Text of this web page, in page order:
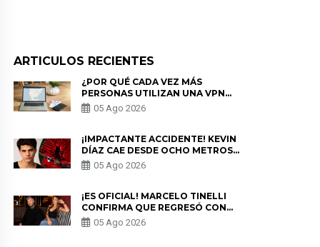
ARTICULOS RECIENTES
¿POR QUÉ CADA VEZ MÁS
PERSONAS UTILIZAN UNA VPN
PARA PROTEGER SU
PRIVACIDAD?
05 Ago 2026
¡IMPACTANTE ACCIDENTE! KEVIN
DÍAZ CAE DESDE OCHO METROS
EN “ESTO ES GUERRA” Y GENERA
PREOCUPACIÓN
05 Ago 2026
¡ES OFICIAL! MARCELO TINELLI
CONFIRMA QUE REGRESÓ CON
MILETT FIGUEROA: “EL AMOR
PUDO MÁS”
05 Ago 2026